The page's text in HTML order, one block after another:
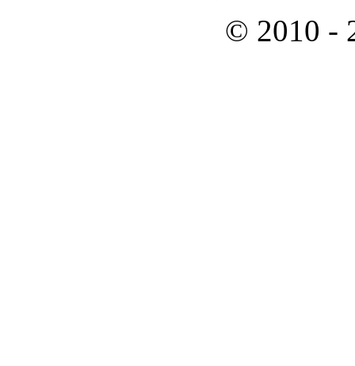
© 2010 -